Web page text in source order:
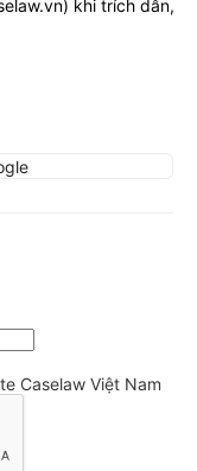
) khi trích dẫn,
Caselaw Việt Nam